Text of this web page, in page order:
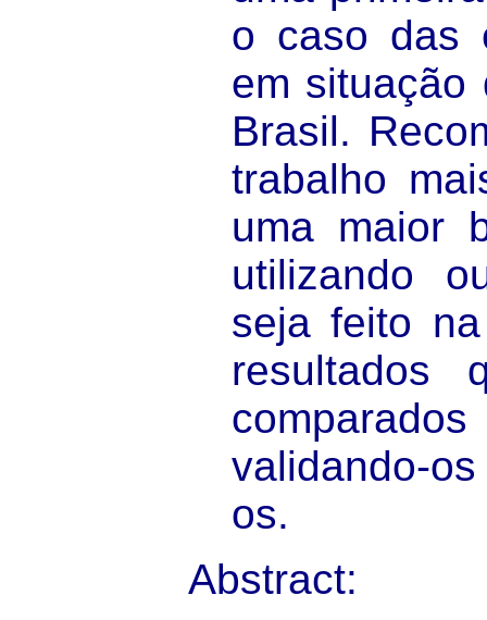
o caso das
em situação
Brasil.
trabalho
uma maior
utilizando
seja feito
resultados
validando-
os.
Abstract: